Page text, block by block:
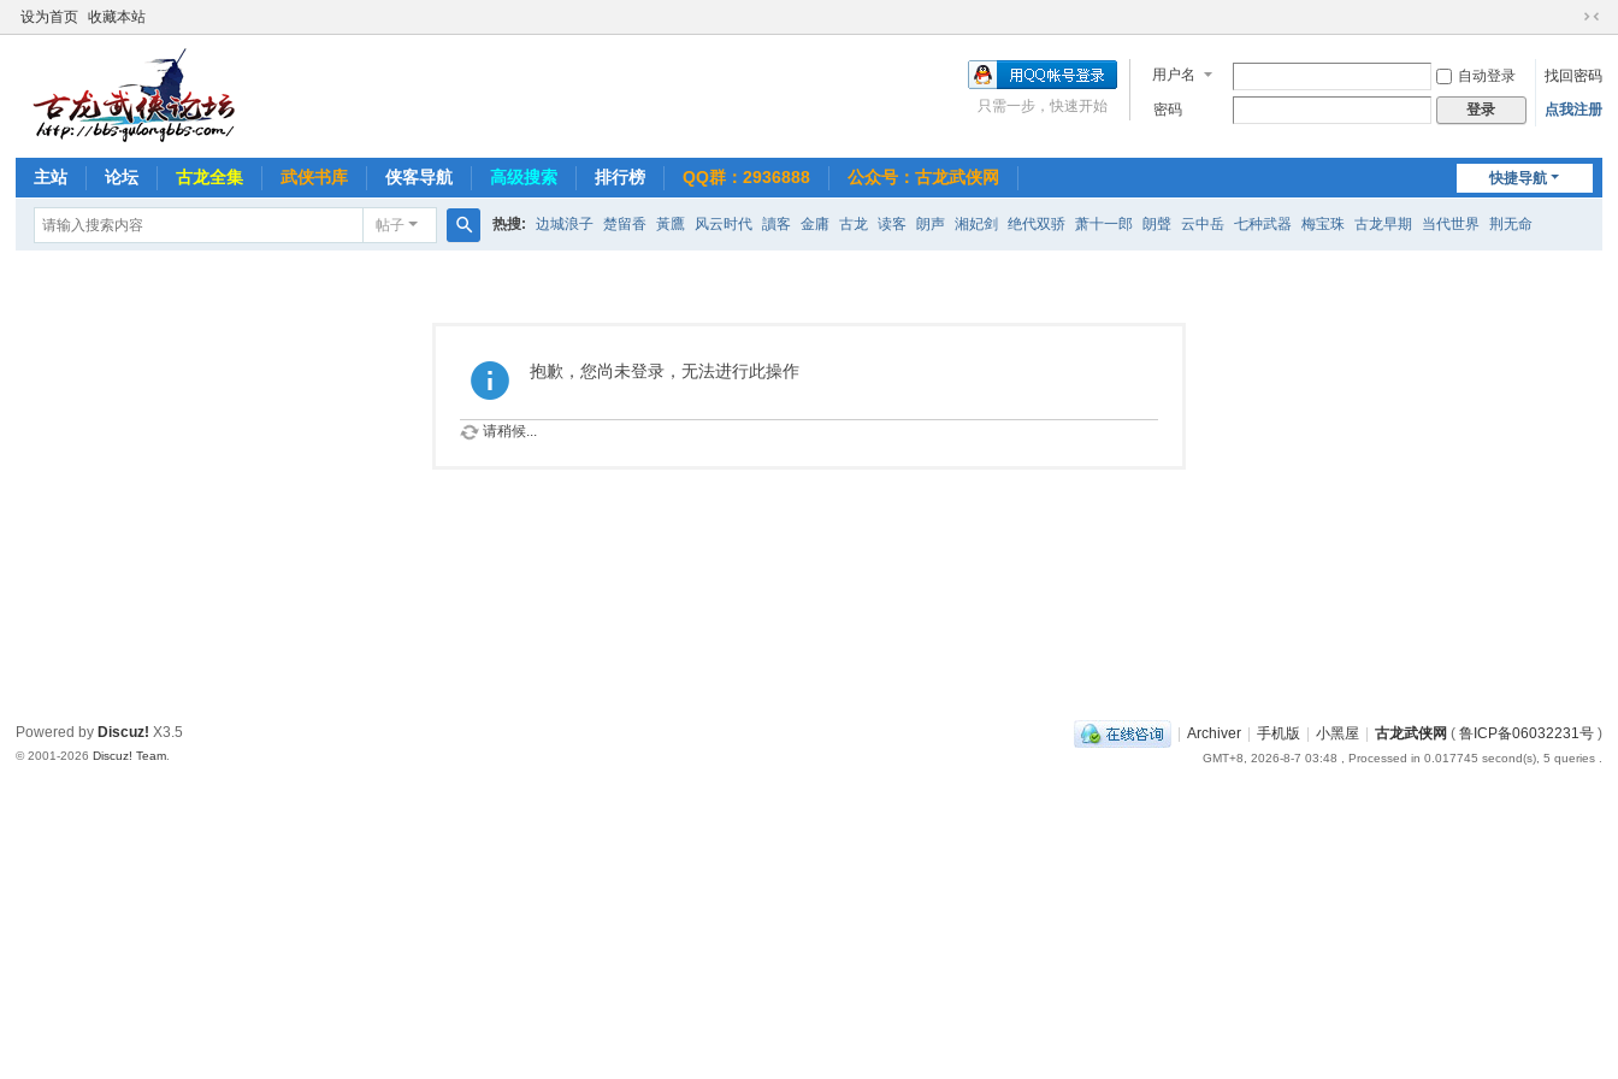
设为首页 收藏本站
切
到
窄
用户名 自动登录
找回密码
密码
登录 点我注册
只需一步，快速开始
快捷导航
主站 论坛 古龙全集 武侠书库 侠客导航 高级搜索 排行榜 QQ群：2936888 公众号：古龙武侠网
帖子 热搜: 边城浪子 楚留香 黃鷹 风云时代 讀客 金庸 古龙 读客 朗声 湘妃剑 绝代双骄 萧十一郎 朗聲 云中岳 七种武器 梅宝珠 古龙早期 当代世界 荆无命
抱歉，您尚未登录，无法进行此操作
请稍候...
| Archiver | 手机版 | 小黑屋 | 古龙武侠网 ( 鲁ICP备06032231号)
GMT+8, 2026-8-7 03:48 , Processed in 0.017745 second(s), 5 queries .
Powered by Discuz! X3.5
© 2001-2026Discuz! Team